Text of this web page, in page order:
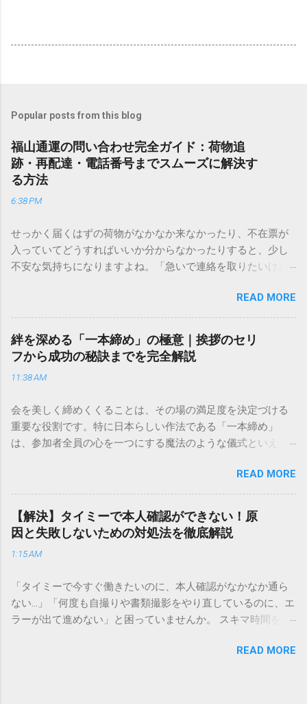
Popular posts from this blog
福山通運の問い合わせ完全ガイド：荷物追
跡・再配達・電話番号までスムーズに解決す
る方法
6:38 PM
せっかく届くはずの荷物がなかなか来なかったり、不在票が
入っていてどうすればいいか分からなかったりすると、少し
不安な気持ちになりますよね。「急いで連絡を取りたいけれ
きできる？」といった疑問を抱える方も多いはずです。 福山
通運は企業間物流のイメージが強いかもしれませんが、個人
向けの宅配サービスも非常に充実しています。大切なのは、
目的に合わせた適切な連絡先を選ぶことです。この記事で
は、荷物の追跡確認から営業所への電話連絡、再配達の依頼
手順まで、初めての方でも迷わずに解決できる方法を詳しく
本全国に広範なネットワークを持つ大手運送会社です。特に
重量物や大型の荷物、そして企業間の輸送において圧倒的な
実績を誇ります。 個人で利用する場合、他の宅配業者と少し
いう特徴があります。地域に密着した各拠点が配送をコント
ロールしているため、現場の状況に合わせた柔軟な相談がし
やすいのがメリットです。まずは、今抱えている悩みがどの
サービスで解決できるかを確認していきましょう。 1. 荷物の
るのが最も効率的です。現在の荷物がいったいどこにあるの
か、いつ届く予定なのかは、お手元の番号一つで判明しま
す。 伝票番号（お問い合わせ番号）を準備する : 送り状（伝
票）の控えに記載されている、数字の並びを確認してくださ
い。これが荷物の識別番号になります。 確認できる内容 : 集
READ MORE
絆を深める「一本締め」の極意｜挨拶のセリ
フから成功の秘訣までを完全解説
11:38 AM
会を美しく締めくくることは、その場の満足度を決定づける
重要な役割です。特に日本らしい作法である「一本締め」
は、参加者全員の心を一つにする魔法のような儀式といえる
「手拍子のリズムに自信がない」と不安を感じる方も多いは
ずです。この記事では、ビジネスからカジュアルな集まりま
で、どのような場面でも堂々と立ち振る舞えるための「一本
締め」の作法を、基礎知識から具体的なセリフ例まで丁寧に
解説します。 一本締めとは？その本質と効果 一本締めは、単
に手を叩いて終わらせる作業ではありません。その時間、そ
て刻み込む伝統的な儀礼です。 一本締めがもたらすポジティ
ブな効果 一体感の創出 参加者全員が一斉に同じリズムを刻む
ことで、集団としての連帯感が生まれます。 心地よい終幕
韻を大切にしながら、すっきりと解散することができます。
READ MORE
【解決】タイミーで本人確認ができない！原
因と失敗しないための対処法を徹底解説
1:15 AM
「タイミーで今すぐ働きたいのに、本人確認がなかなか通ら
ない…」「何度も自撮りや書類撮影をやり直しているのに、エ
ラーが出て進めない」と困っていませんか。 スキマ時間を有
賢い働き方に欠かせないツールです。しかし、その最初の壁
READ MORE